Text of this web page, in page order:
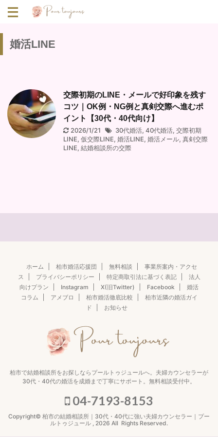
婚活LINE
交際初期のLINE・メールで好印象を残す
コツ｜OK例・NG例と真剣交際へ進むポ
イント【30代・40代向け】
2026/1/21 30代婚活, 40代婚活, 交際初期
LINE, 仮交際LINE, 婚活LINE, 婚活メール, 真剣交際
LINE, 結婚相談所の交際
ホーム 柏市婚活応援団 無料相談
事業所案内・アクセ
ス
プライバシーポリシー 特定商取引法に基づく表記
法人
向けプラン
Instagram X(旧Twitter) Facebook
婚活
コラム
アメブロ 柏市婚活徹底比較
柏市近隣の婚活ガイ
ド
お知らせ
柏市で結婚相談所をお探しならプールトゥジュールへ。夫婦カウンセラーが
30代・40代の婚活を成婚まで丁寧にサポート。無料相談受付中。
04-7193-8153
Copyright© 柏市の結婚相談所｜30代・40代に強い夫婦カウンセラー｜プー
ルトゥジュール , 2026 All Rights Reserved.